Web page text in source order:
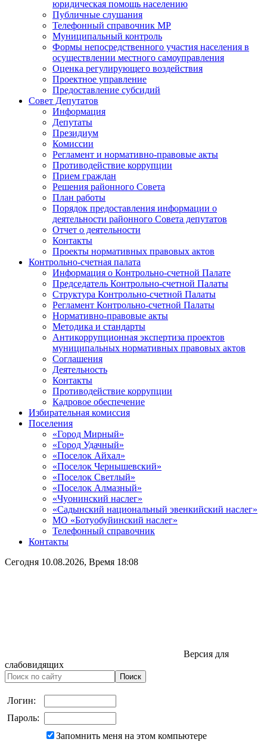
юридическая помощь населению
Публичные слушания
Телефонный справочник МР
Муниципальный контроль
Формы непосредственного участия населения в
осуществлении местного самоуправления
Оценка регулирующего воздействия
Проектное управление
Предоставление субсидий
Совет Депутатов
Информация
Депутаты
Президиум
Комиссии
Регламент и нормативно-правовые акты
Противодействие коррупции
Прием граждан
Решения районного Совета
План работы
Порядок предоставления информации о
деятельности районного Совета депутатов
Отчет о деятельности
Контакты
Проекты нормативных правовых актов
Контрольно-счетная палата
Информация о Контрольно-счетной Палате
Председатель Контрольно-счетной Палаты
Структура Контрольно-счетной Палаты
Регламент Контрольно-счетной Палаты
Нормативно-правовые акты
Методика и стандарты
Антикоррупционная экспертиза проектов
муниципальных нормативных правовых актов
Соглашения
Деятельность
Контакты
Противодействие коррупции
Кадровое обеспечение
Избирательная комиссия
Поселения
«Город Мирный»
«Город Удачный»
«Поселок Айхал»
«Поселок Чернышевский»
«Поселок Светлый»
«Поселок Алмазный»
«Чуонинский наслег»
«Садынский национальный эвенкийский наслег»
МО «Ботуобуйинский наслег»
Телефонный справочник
Контакты
Сегодня 10.08.2026, Время 18:08
Версия для
слабовидящих
Логин:
Пароль:
Запомнить меня на этом компьютере